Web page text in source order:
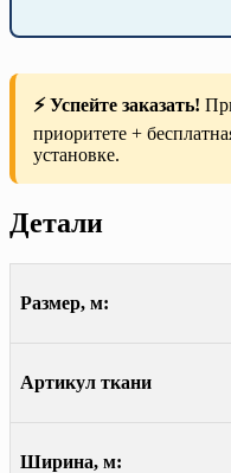
⚡ Успейте заказать!
приоритете +
установке.
Детали
Размер, м:
Артикул ткани
Ширина, м: